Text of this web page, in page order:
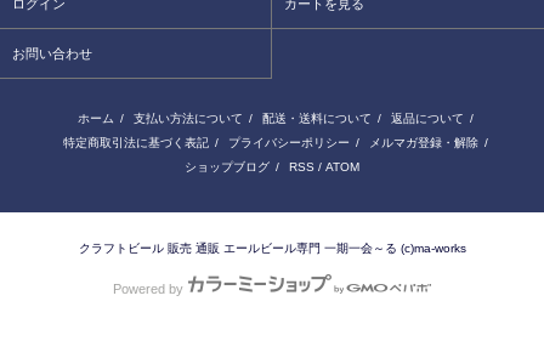
ログイン カートを見る
お問い合わせ
ホーム / 支払い方法について / 配送・送料について / 返品について /
特定商取引法に基づく表記 / プライバシーポリシー / メルマガ登録・解除 /
ショップブログ / RSS / ATOM
クラフトビール 販売 通販 エールビール専門 一期一会～る (c)ma-works
Powered by